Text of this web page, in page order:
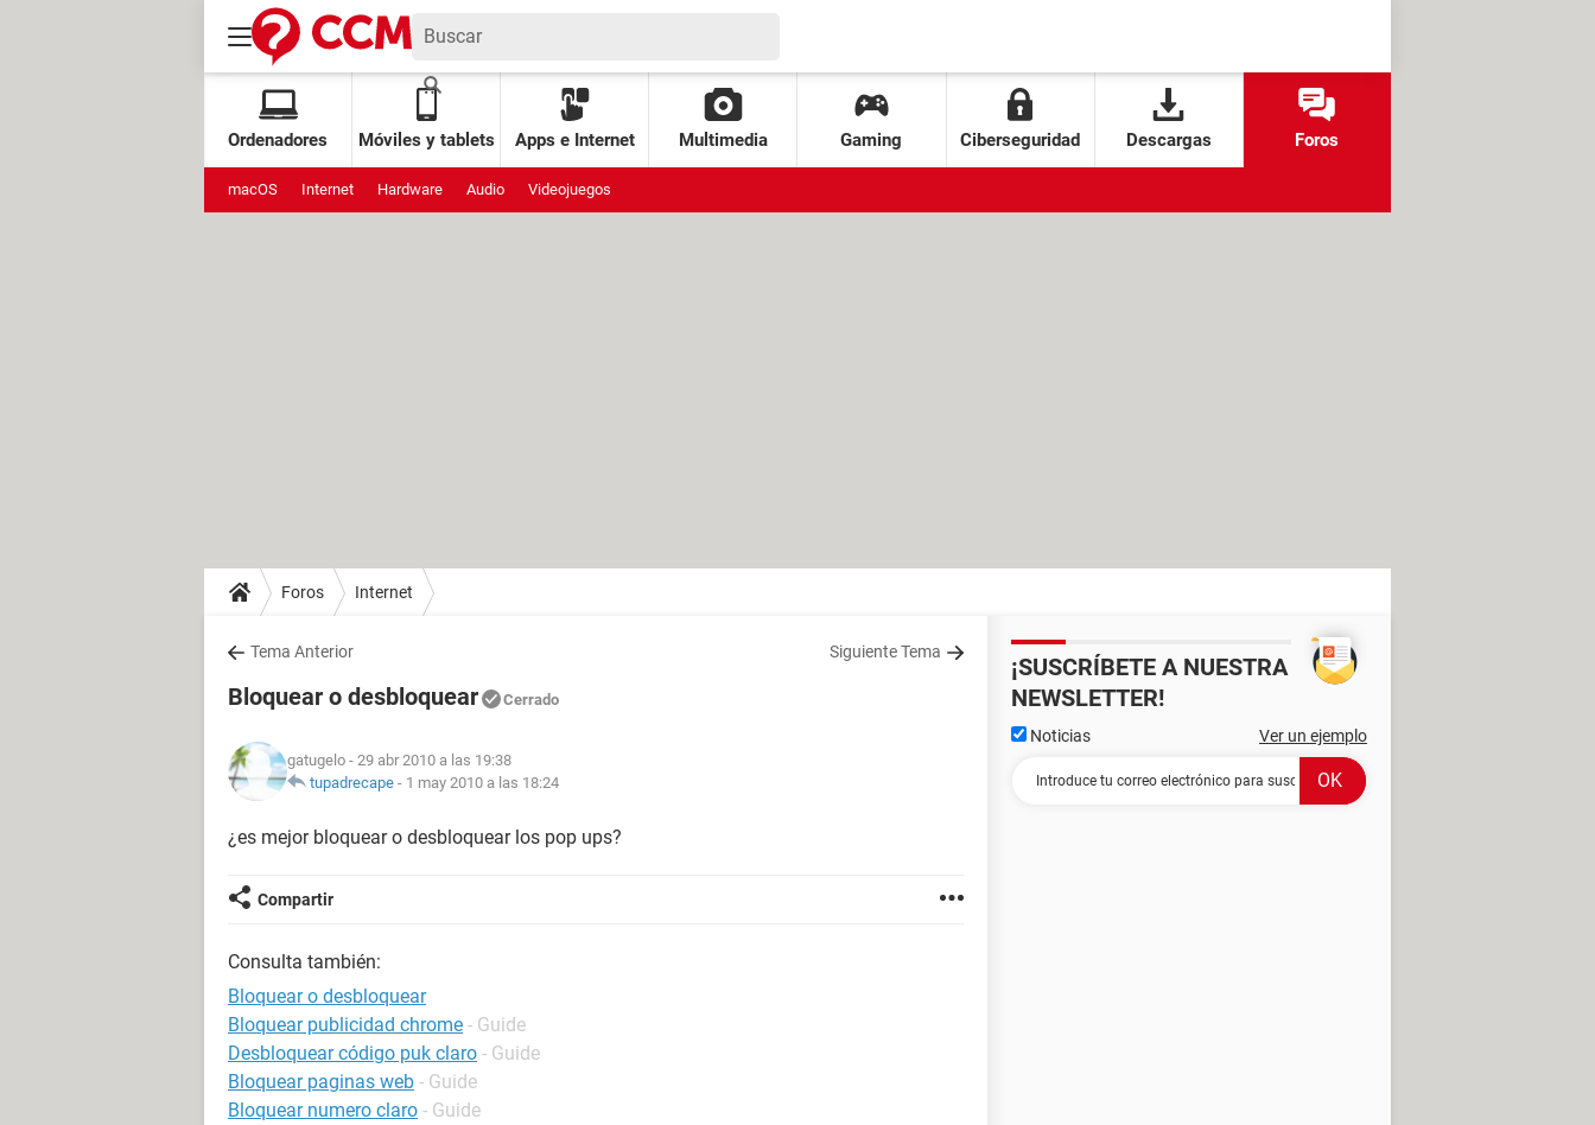
Ordenadores Móviles y tablets Apps e Internet Multimedia Gaming Ciberseguridad Descargas Foros
macOS Internet Hardware Audio Videojuegos
Foros Internet
Tema Anterior Siguiente Tema
Bloquear o desbloquear Cerrado
gatugelo - 29 abr 2010 a las 19:38
tupadrecape - 1 may 2010 a las 18:24
¿es mejor bloquear o desbloquear los pop ups?
Compartir
Consulta también:
Bloquear o desbloquear
Bloquear publicidad chrome - Guide
Desbloquear código puk claro - Guide
Bloquear paginas web - Guide
Bloquear numero claro - Guide
¡SUSCRÍBETE A NUESTRA
NEWSLETTER!
Noticias Ver un ejemplo